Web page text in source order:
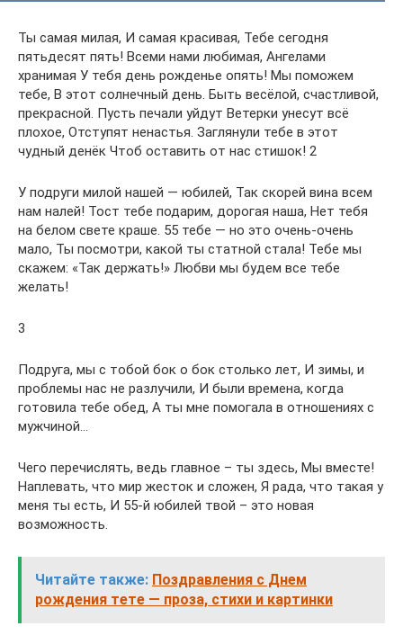
Ты самая милая, И самая красивая, Тебе сегодня
пятьдесят пять! Всеми нами любимая, Ангелами
хранимая У тебя день рожденье опять! Мы поможем
тебе, В этот солнечный день. Быть весёлой, счастливой,
прекрасной. Пусть печали уйдут Ветерки унесут всё
плохое, Отступят ненастья. Заглянули тебе в этот
чудный денёк Чтоб оставить от нас стишок! 2
У подруги милой нашей — юбилей, Так скорей вина всем
нам налей! Тост тебе подарим, дорогая наша, Нет тебя
на белом свете краше. 55 тебе — но это очень-очень
мало, Ты посмотри, какой ты статной стала! Тебе мы
скажем: «Так держать!» Любви мы будем все тебе
желать!
3
Подруга, мы с тобой бок о бок столько лет, И зимы, и
проблемы нас не разлучили, И были времена, когда
готовила тебе обед, А ты мне помогала в отношениях с
мужчиной…
Чего перечислять, ведь главное – ты здесь, Мы вместе!
Наплевать, что мир жесток и сложен, Я рада, что такая у
меня ты есть, И 55-й юбилей твой – это новая
возможность.
Читайте также: Поздравления с Днем
рождения тете — проза, стихи и картинки